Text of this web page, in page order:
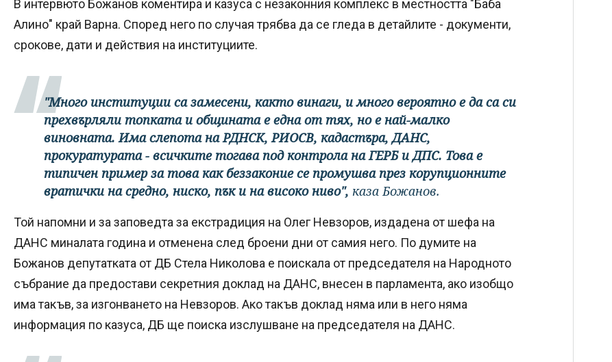
В интервюто Божанов коментира и казуса с незаконния комплекс в местността "Баба
Алино" край Варна. Според него по случая трябва да се гледа в детайлите - документи,
срокове, дати и действия на институциите.
"Много институции са замесени, както винаги, и много вероятно е да са си
прехвърляли топката и общината е една от тях, но е най-малко
виновната. Има слепота на РДНСК, РИОСВ, кадастъра, ДАНС,
прокуратурата - всичките тогава под контрола на ГЕРБ и ДПС. Това е
типичен пример за това как беззаконие се промушва през корупционните
вратички на средно, ниско, пък и на високо ниво", каза Божанов.
Той напомни и за заповедта за екстрадиция на Олег Невзоров, издадена от шефа на
ДАНС миналата година и отменена след броени дни от самия него. По думите на
Божанов депутатката от ДБ Стела Николова е поискала от председателя на Народното
събрание да предостави секретния доклад на ДАНС, внесен в парламента, ако изобщо
има такъв, за изгонването на Невзоров. Ако такъв доклад няма или в него няма
информация по казуса, ДБ ще поиска изслушване на председателя на ДАНС.